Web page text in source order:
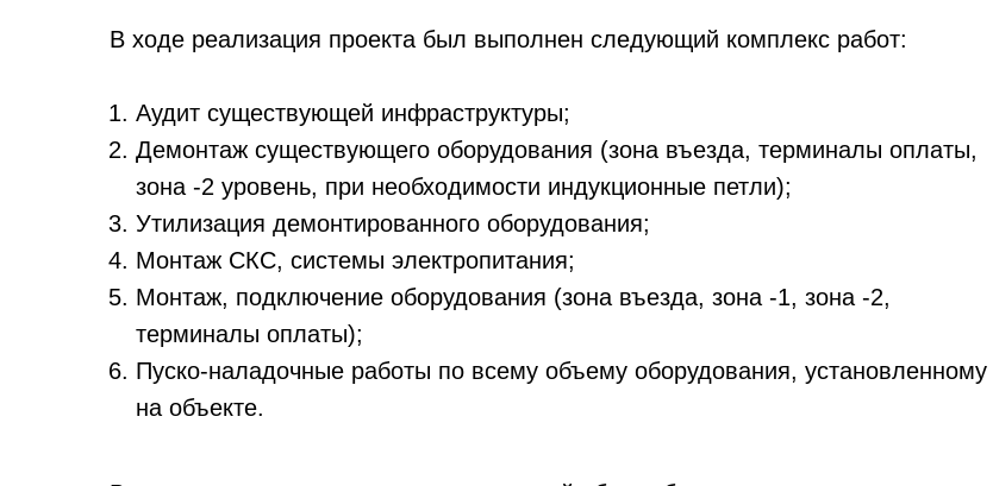
В ходе реализация проекта был выполнен следующий комплекс работ:
Аудит существующей инфраструктуры;
Демонтаж существующего оборудования (зона въезда, терминалы оплаты,
зона -2 уровень, при необходимости индукционные петли);
Утилизация демонтированного оборудования;
Монтаж СКС, системы электропитания;
Монтаж, подключение оборудования (зона въезда, зона -1, зона -2,
терминалы оплаты);
Пуско-наладочные работы по всему объему оборудования, установленному
на объекте.